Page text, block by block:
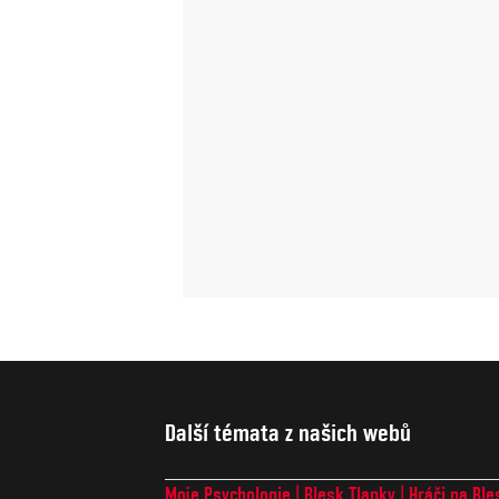
Další témata z našich webů
Moje Psychologie Blesk Tlapky Hráči na